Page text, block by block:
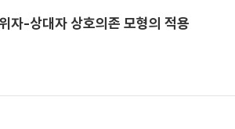
자-상대자 상호의존 모형의 적용